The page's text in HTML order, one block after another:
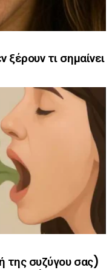
ξέρουν τι σημαίνει
της συζύγου σας)